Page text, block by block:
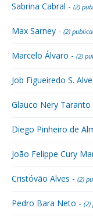
Sabrina Cabral - (2)
Max Sarney - (2)
Marcelo Álvaro - (2)
Job Figueiredo S.
Glauco Nery Taranto
Diego Pinheiro de
João Felippe Cury
Cristóvão Alves - (2)
Pedro Bara Neto - (2)